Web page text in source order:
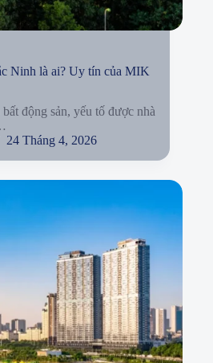
Ninh là ai? Uy tín của MIK
động sản, yếu tố được nhà
24 Tháng 4, 2026